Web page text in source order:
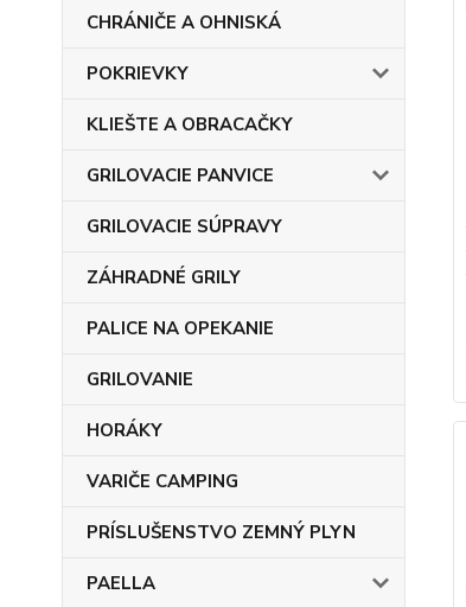
CHRÁNIČE A OHNISKÁ
POKRIEVKY
KLIEŠTE A OBRACAČKY
GRILOVACIE PANVICE
GRILOVACIE SÚPRAVY
ZÁHRADNÉ GRILY
PALICE NA OPEKANIE
GRILOVANIE
HORÁKY
VARIČE CAMPING
PRÍSLUŠENSTVO ZEMNÝ PLYN
PAELLA